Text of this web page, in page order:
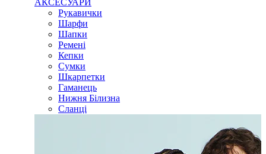
АКСЕСУАРИ
Рукавички
Шарфи
Шапки
Ремені
Кепки
Сумки
Шкарпетки
Гаманець
Нижня Білизна
Сланці